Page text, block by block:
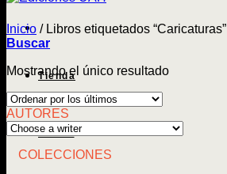
Tienda
Temas
Inicio /Libros etiquetados “Caricaturas”
Buscar
Mostrando el único resultado
AUTORES
COLECCIONES